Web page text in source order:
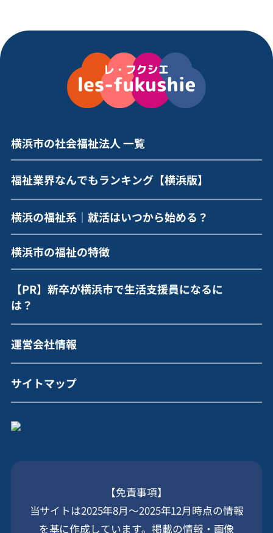
234,000円〜
横浜市内の
4区/9箇所
青葉区/旭区/保土ヶ谷区/港南区
十愛療育会公式HPで
新卒採用情報を見る
詳細をもっと見る
大卒月給例 223,800円〜
横浜市内の
3区/4箇所
港北区/戸塚区/磯子区
電機神奈川福祉センター公式
HPで新卒採用情報を見る
詳細をもっと見る
横浜市の社会福祉法人 一覧
福祉業界なんでもランキング【横浜版】
横浜の福祉系｜就活はいつから始める？
横浜市の福祉の特徴
【PR】新卒が横浜市で生活支援員になるに
は？
運営会社情報
サイトマップ
【免責事項】
当サイトは2025年8月～2025年12月時点の情報
を基に作成しています。掲載の情報・画像